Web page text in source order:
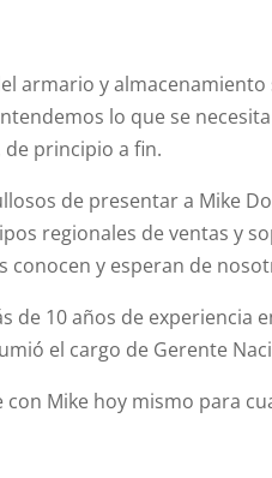
armario y
lo que se
de principio a fin.
de presentar a Mike
regionales de ventas y
conocen y esperan de
de 10 años de experiencia
el cargo de Gerente
con Mike hoy mismo para